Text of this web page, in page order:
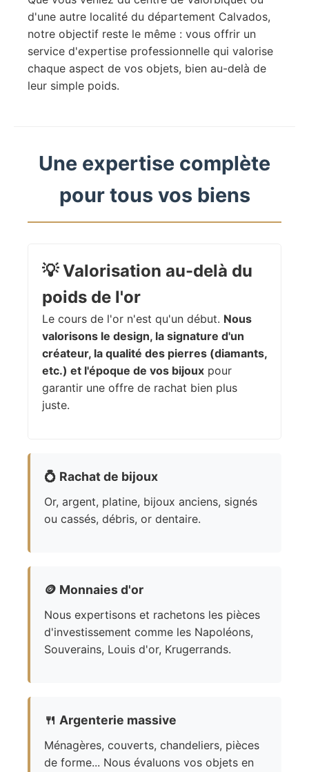
d'une autre localité du département Calvados,
notre objectif reste le même : vous offrir un
service d'expertise professionnelle qui valorise
chaque aspect de vos objets, bien au-delà de
leur simple poids.
Une expertise complète
pour tous vos biens
💡Valorisation au-delà du
poids de l'or
Le cours de l'or n'est qu'un début. Nous
valorisons le design, la signature d'un
créateur, la qualité des pierres (diamants,
etc.) et l'époque de vos bijoux pour
garantir une offre de rachat bien plus
juste.
💍 Rachat de bijoux
Or, argent, platine, bijoux anciens, signés
ou cassés, débris, or dentaire.
🪙 Monnaies d'or
Nous expertisons et rachetons les pièces
d'investissement comme les Napoléons,
Souverains, Louis d'or, Krugerrands.
🍴 Argenterie massive
Ménagères, couverts, chandeliers, pièces
de forme... Nous évaluons vos objets en